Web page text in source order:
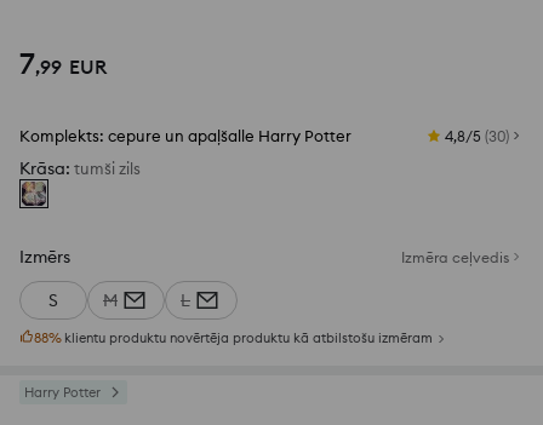
7,99 EUR
Komplekts: cepure un apaļšalle Harry Potter 4,8/5 (30)
Krāsa: tumši zils
Izmērs Izmēra ceļvedis
S M L
88% klientu produktu novērtēja produktu kā atbilstošu izmēram
Harry Potter